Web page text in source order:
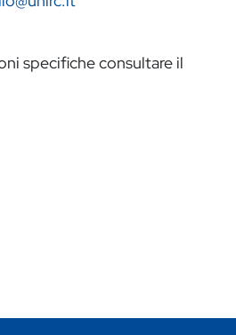
specifiche consultare il